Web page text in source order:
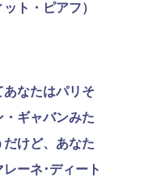
ト・ピアフ）
あなたはパリそ
ギャバンみた
けど、あなた
ーネ･ディート